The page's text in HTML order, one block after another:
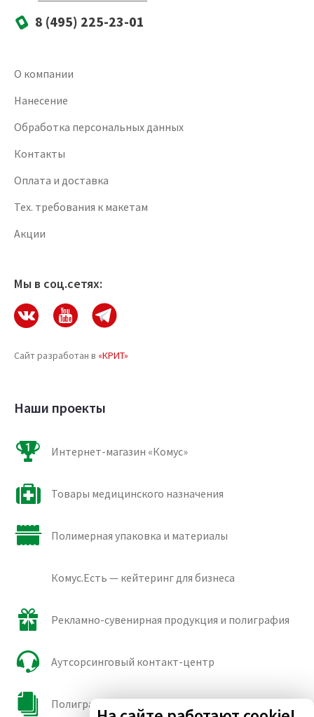
8 (495) 225-23-01
О компании
Нанесение
Обработка персональных данных
Контакты
Оплата и доставка
Тех. требования к макетам
Акции
Мы в соц.сетях:
Сайт разработан в «КРИТ»
Наши проекты
Интернет-магазин «Комус»
Товары медицинского назначения
Полимерная упаковка и материалы
Комус.Есть — кейтеринг для бизнеса
Рекламно-сувенирная продукция и полиграфия
Аутсорсинговый контакт-центр
Полиграфические сорта бумаги и картона